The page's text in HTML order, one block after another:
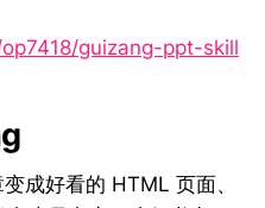
guizang-ppt-skill
成好看的 HTML 页面、